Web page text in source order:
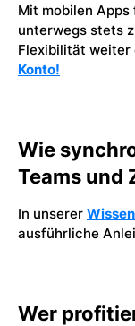
Mit mobilen
unterwegs stets
Flexibilität weiter
Konto!
Wie
Teams und
In unserer
ausführliche
Wer